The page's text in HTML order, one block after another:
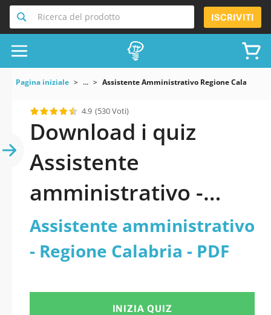
Ricerca del prodotto ISCRIVITI
Pagina iniziale ... Assistente Amministrativo Regione Calabria
4.9 (530 Voti)
Download i quiz
Assistente
amministrativo -
Regione Calabria pdf
versione 2026
Assistente amministrativo
- Regione Calabria - PDF
INIZIA QUIZ